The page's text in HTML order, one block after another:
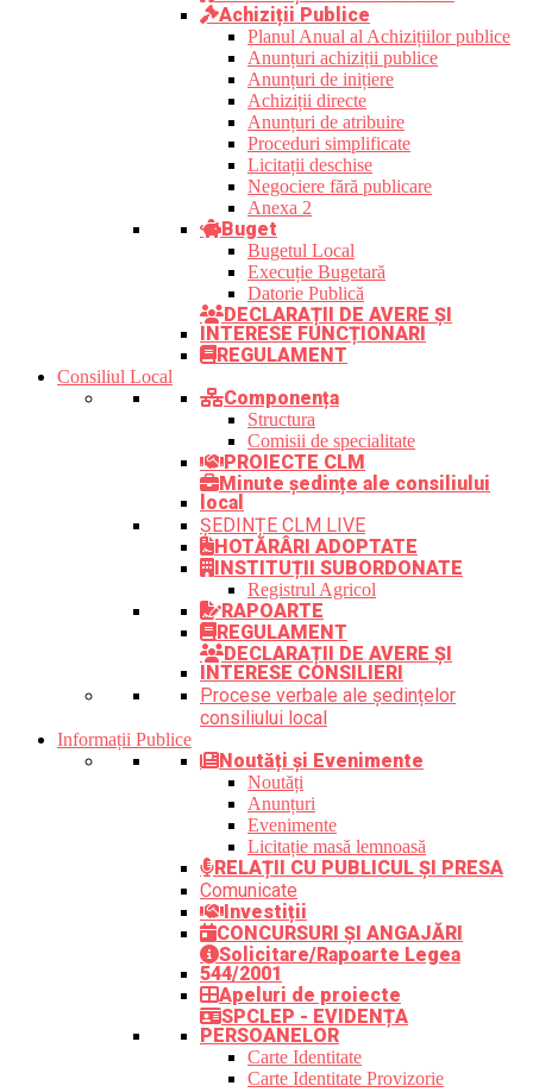
Achiziții Publice
Planul Anual al Achizițiilor publice
Anunțuri achiziții publice
Anunțuri de inițiere
Achiziții directe
Anunțuri de atribuire
Proceduri simplificate
Licitații deschise
Negociere fără publicare
Anexa 2
Buget
Bugetul Local
Execuție Bugetară
Datorie Publică
DECLARAȚII DE AVERE ȘI
INTERESE FUNCȚIONARI
REGULAMENT
Consiliul Local
Componența
Structura
Comisii de specialitate
PROIECTE CLM
Minute ședințe ale consiliului
local
ȘEDINȚE CLM LIVE
HOTĂRÂRI ADOPTATE
INSTITUȚII SUBORDONATE
Registrul Agricol
RAPOARTE
REGULAMENT
DECLARAȚII DE AVERE ȘI
INTERESE CONSILIERI
Procese verbale ale ședințelor
consiliului local
Informații Publice
Noutăți și Evenimente
Noutăți
Anunțuri
Evenimente
Licitație masă lemnoasă
RELAȚII CU PUBLICUL ȘI PRESA
Comunicate
Investiții
CONCURSURI ȘI ANGAJĂRI
Solicitare/Rapoarte Legea
544/2001
Apeluri de proiecte
SPCLEP - EVIDENȚA
PERSOANELOR
Carte Identitate
Carte Identitate Provizorie